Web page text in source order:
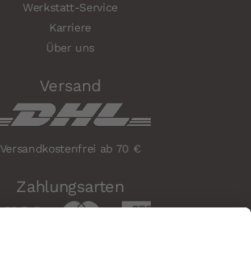
Werkstatt-Service
Karriere
Über uns
Versand
Versandkostenfrei ab 70 €
Zahlungsarten